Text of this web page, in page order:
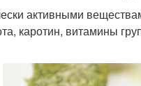
активными
каротин, витамины